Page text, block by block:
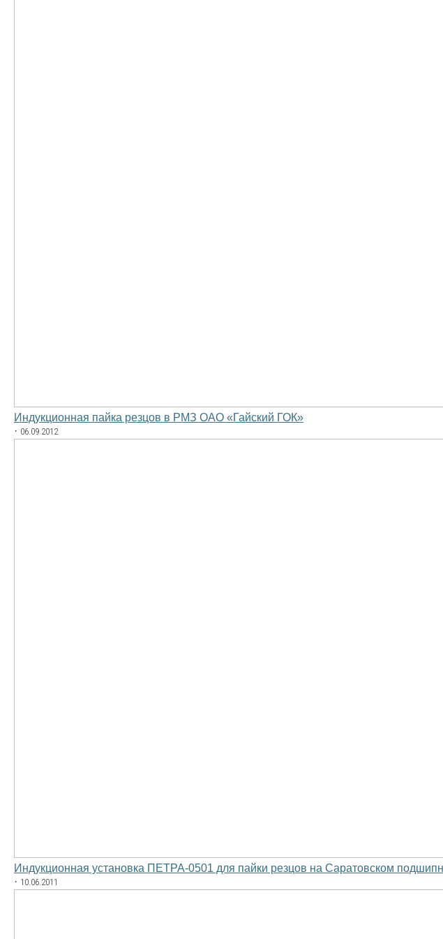
Индукционная пайка резцов в РМЗ ОАО «Гайский ГОК»
· 06.09.2012
Индукционная установка ПЕТРА-0501 для пайки резцов на Саратовском
· 10.06.2011